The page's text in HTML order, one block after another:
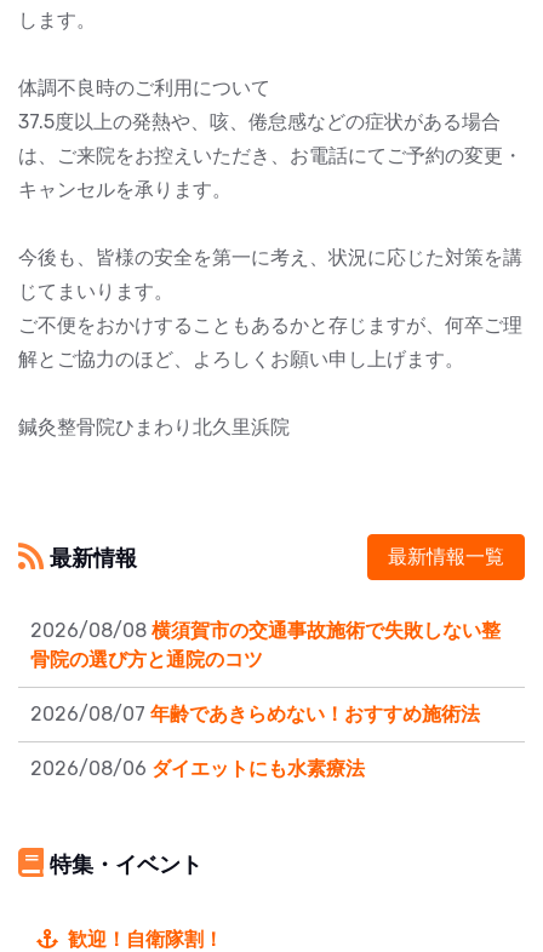
します。
体調不良時のご利用について
37.5度以上の発熱や、咳、倦怠感などの症状がある場合
は、ご来院をお控えいただき、お電話にてご予約の変更・
キャンセルを承ります。
今後も、皆様の安全を第一に考え、状況に応じた対策を講
じてまいります。
ご不便をおかけすることもあるかと存じますが、何卒ご理
解とご協力のほど、よろしくお願い申し上げます。
鍼灸整骨院ひまわり北久里浜院
最新情報 最新情報一覧
2026/08/08 横須賀市の交通事故施術で失敗しない整
骨院の選び方と通院のコツ
2026/08/07 年齢であきらめない！おすすめ施術法
2026/08/06 ダイエットにも水素療法
特集・イベント
歓迎！自衛隊割！